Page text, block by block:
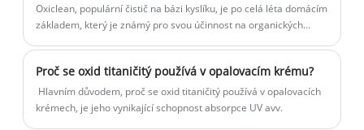
Oxiclean, populární čistič na bázi kyslíku, je po celá léta domácím
základem, který je známý pro svou účinnost na organických
Proč se oxid titaničitý používá v opalovacím krému?
‌ Hlavním důvodem, proč se oxid titaničitý používá v opalovacích
krémech, je jeho vynikající schopnost absorpce UV avv.